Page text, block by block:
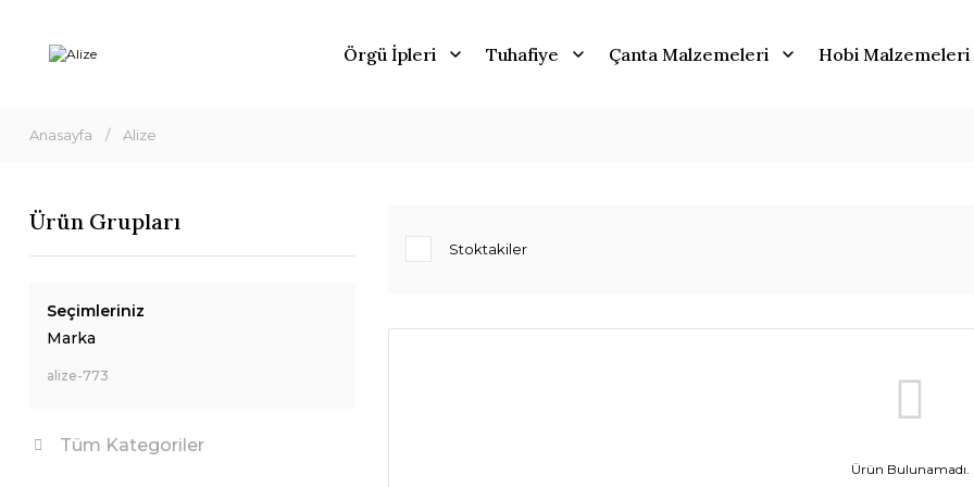
Örgü İpleri Tuhafiye Çanta Malzemeleri Hobi Malzemeleri
Anasayfa Alize
Ürün Grupları
Seçimleriniz
Marka
alize-773
Tüm Kategoriler
Stoktakiler
Ürün Bulunamadı.